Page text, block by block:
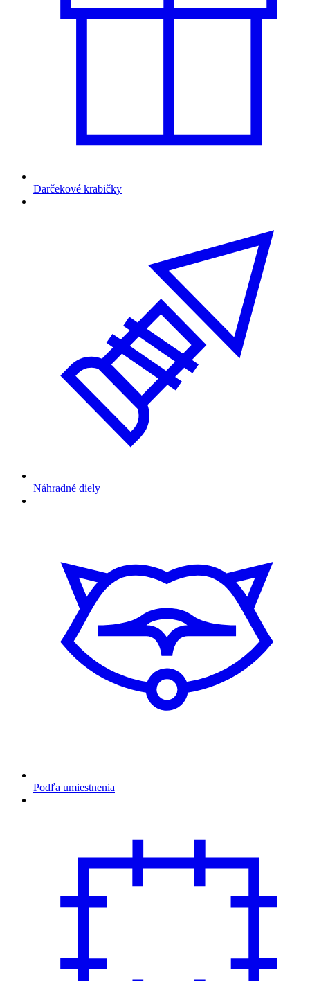
Darčekové krabičky
Náhradné diely
Podľa umiestnenia